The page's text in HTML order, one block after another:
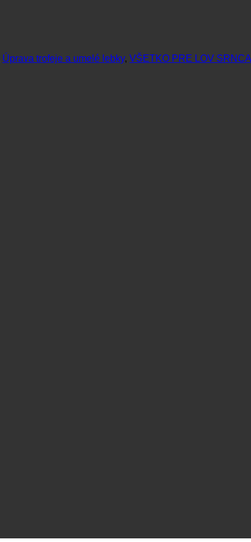
Úprava trofeje a umelé lebky, VŠETKO PRE LOV SRNCA